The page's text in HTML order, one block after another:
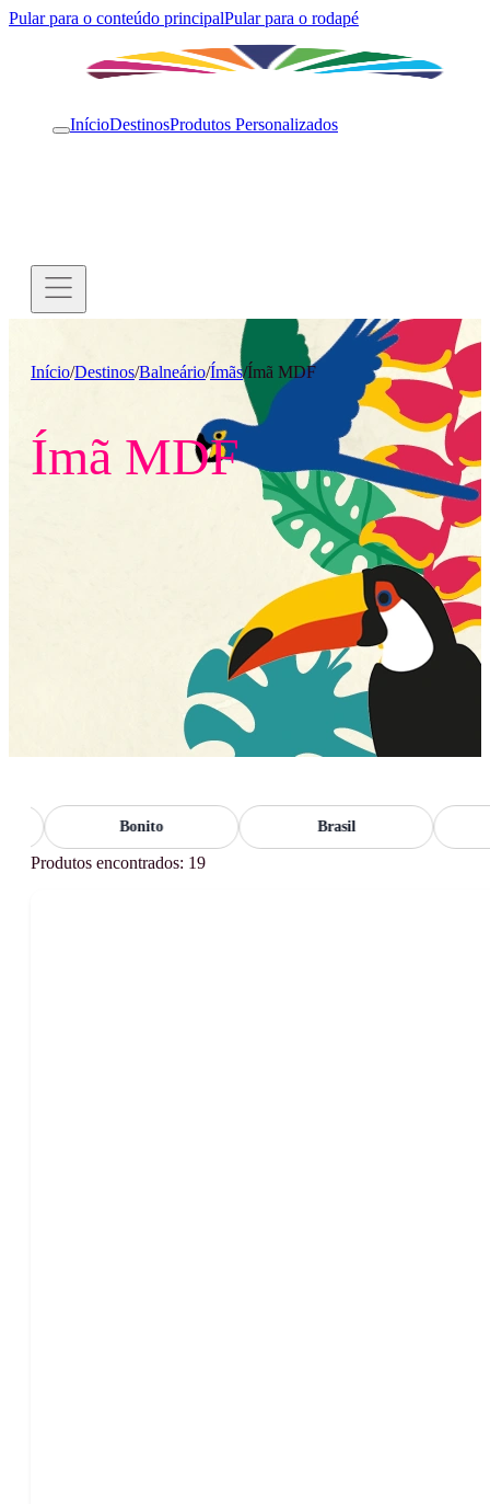
Pular para o conteúdo principalPular para o rodapé
InícioDestinosProdutos Personalizados
Início/Destinos/Balneário/Ímãs/Ímã MDF
Ímã MDF
Bonito Brasil
Produtos encontrados: 19